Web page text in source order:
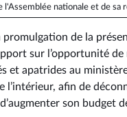
nationale et de sa
de la
sur l’opportunité
et apatrides au
l’intérieur, afin de
son budget